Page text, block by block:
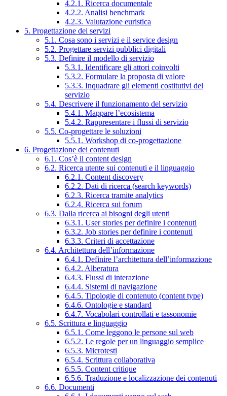
4.2.1. Ricerca documentale
4.2.2. Analisi benchmark
4.2.3. Valutazione euristica
5. Progettazione dei servizi
5.1. Cosa sono i servizi e il service design
5.2. Progettare servizi pubblici digitali
5.3. Definire il modello di servizio
5.3.1. Identificare gli attori coinvolti
5.3.2. Formulare la proposta di valore
5.3.3. Inquadrare gli elementi costitutivi del
servizio
5.4. Descrivere il funzionamento del servizio
5.4.1. Mappare l’ecosistema
5.4.2. Rappresentare i flussi di servizio
5.5. Co-progettare le soluzioni
5.5.1. Workshop di co-progettazione
6. Progettazione dei contenuti
6.1. Cos’è il content design
6.2. Ricerca utente sui contenuti e il linguaggio
6.2.1. Content discovery
6.2.2. Dati di ricerca (search keywords)
6.2.3. Ricerca tramite analytics
6.2.4. Ricerca sui forum
6.3. Dalla ricerca ai bisogni degli utenti
6.3.1. User stories per definire i contenuti
6.3.2. Job stories per definire i contenuti
6.3.3. Criteri di accettazione
6.4. Architettura dell’informazione
6.4.1. Definire l’architettura dell’informazione
6.4.2. Alberatura
6.4.3. Flussi di interazione
6.4.4. Sistemi di navigazione
6.4.5. Tipologie di contenuto (content type)
6.4.6. Ontologie e standard
6.4.7. Vocabolari controllati e tassonomie
6.5. Scrittura e linguaggio
6.5.1. Come leggono le persone sul web
6.5.2. Le regole per un linguaggio semplice
6.5.3. Microtesti
6.5.4. Scrittura collaborativa
6.5.5. Content critique
6.5.6. Traduzione e localizzazione dei contenuti
6.6. Documenti